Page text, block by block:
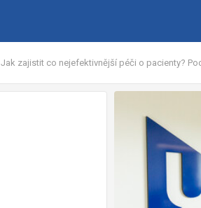
Jak zajistit co nejefektivnější péči o pacienty?